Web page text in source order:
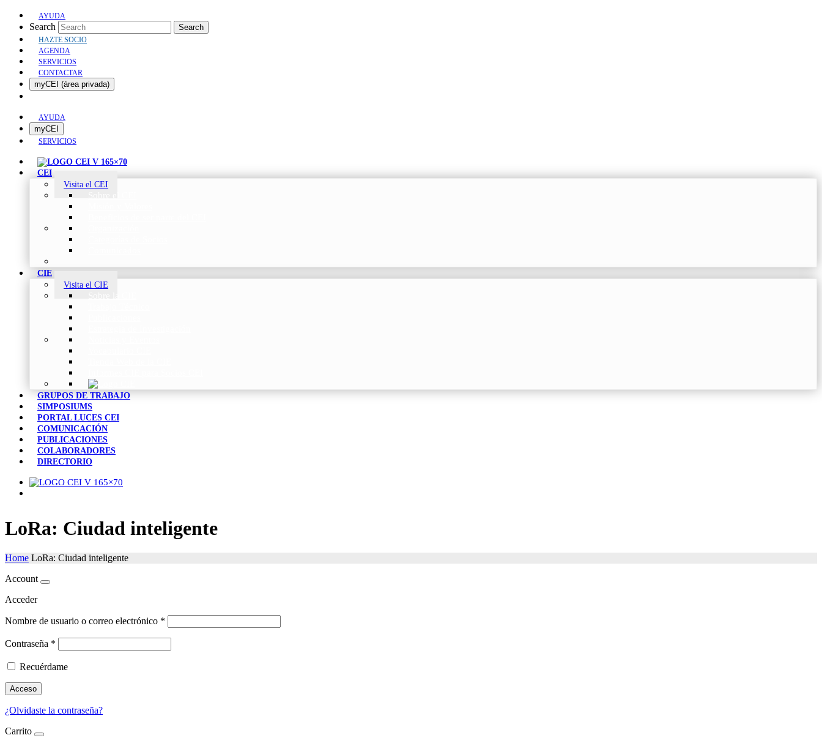
AYUDA
Search Search
HAZTE SOCIO
AGENDA
SERVICIOS
CONTACTAR
myCEI (área privada)
AYUDA
myCEI
SERVICIOS
CEI
Visita el CEI
CIE
Visita el CIE
GRUPOS DE TRABAJO
SIMPOSIUMS
PORTAL LUCES CEI
COMUNICACIÓN
PUBLICACIONES
COLABORADORES
DIRECTORIO
LoRa: Ciudad inteligente
Home LoRa: Ciudad inteligente
Account
Acceder
Nombre de usuario o correo electrónico *
Contraseña *
Recuérdame
Acceso
¿Olvidaste la contraseña?
Carrito